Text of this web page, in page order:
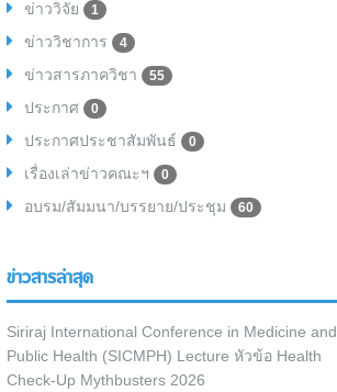
ข่าววิจัย 1
ข่าววิชาการ 4
ข่าวสารภาควิชา 55
ประกาศ 0
ประกาศประชาสัมพันธ์ 0
เรื่องเล่าข่าวคณะฯ 0
อบรม/สัมมนา/บรรยาย/ประชุม 60
ข่าวสารล่าสุด
Siriraj International Conference in Medicine and
Public Health (SICMPH) Lecture หัวข้อ Health
Check-Up Mythbusters 2026